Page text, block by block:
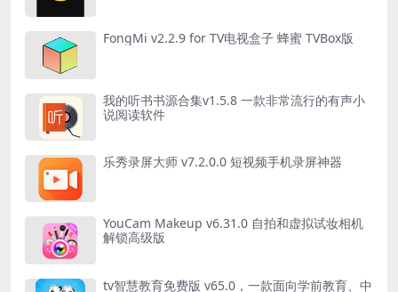
FongMi v2.2.9 for TV电视盒子 蜂蜜 TVBox版
我的听书书源合集v1.5.8 一款非常流行的有声小
说阅读软件
乐秀录屏大师 v7.2.0.0 短视频手机录屏神器
YouCam Makeup v6.31.0 自拍和虚拟试妆相机
解锁高级版
tv智慧教育免费版 v65.0，一款面向学前教育、中